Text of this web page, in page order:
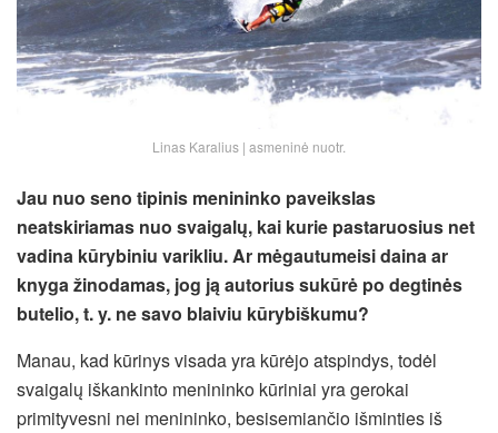
Linas Karalius | asmeninė nuotr.
Jau nuo seno tipinis menininko paveikslas
neatskiriamas nuo svaigalų, kai kurie pastaruosius net
vadina kūrybiniu varikliu. Ar mėgautumeisi daina ar
knyga žinodamas, jog ją autorius sukūrė po degtinės
butelio, t. y. ne savo blaiviu kūrybiškumu?
Manau, kad kūrinys visada yra kūrėjo atspindys, todėl
svaigalų iškankinto menininko kūriniai yra gerokai
primityvesni nei menininko, besisemiančio išminties iš